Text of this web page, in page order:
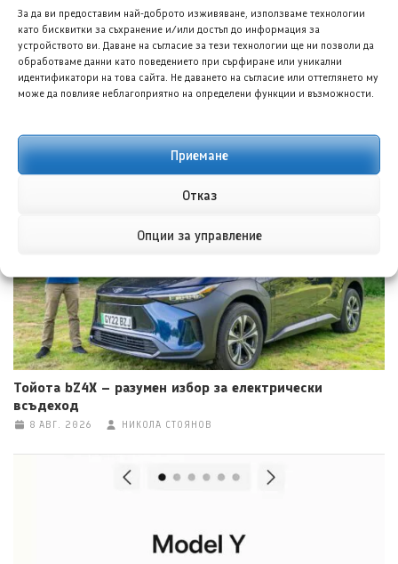
За да ви предоставим най-доброто изживяване, използваме технологии
като бисквитки за съхранение и/или достъп до информация за
устройството ви. Даване на съгласие за тези технологии ще ни позволи да
обработваме данни като поведението при сърфиране или уникални
идентификатори на това сайта. Не даването на съгласие или оттеглянето му
може да повлияе неблагоприятно на определени функции и възможности.
Приемане
Отказ
Опции за управление
Хенеси Максимус: Пикап, по-бърз от Ферари F40
Тойота bZ4X – разумен избор за електрически
всъдеход
8 АВГ. 2026 НИКОЛА СТОЯНОВ